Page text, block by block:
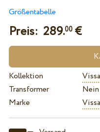
Größentabelle
Preis: 289.00€
Kollektion
Transformer
Nein
Marke